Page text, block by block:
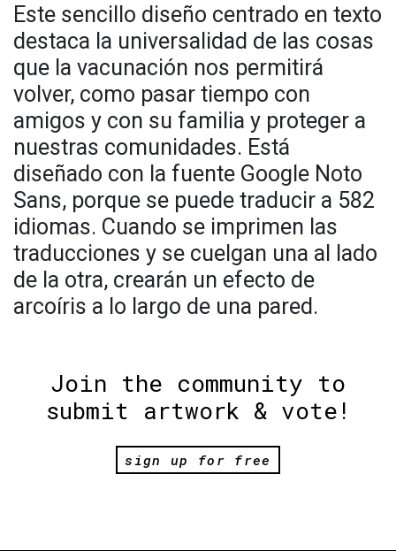
Este sencillo diseño centrado en texto
destaca la universalidad de las cosas
que la vacunación nos permitirá
volver, como pasar tiempo con
amigos y con su familia y proteger a
nuestras comunidades. Está
diseñado con la fuente Google Noto
Sans, porque se puede traducir a 582
idiomas. Cuando se imprimen las
traducciones y se cuelgan una al lado
de la otra, crearán un efecto de
arcoíris a lo largo de una pared.
Join the community to
submit artwork & vote!
sign up for free